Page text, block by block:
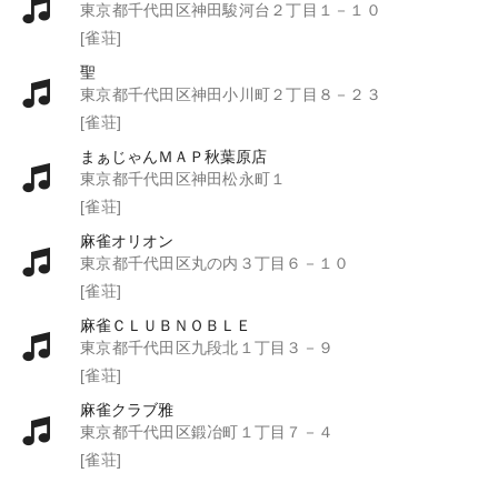
東京都千代田区神田駿河台２丁目１－１０
[雀荘]
聖
東京都千代田区神田小川町２丁目８－２３
[雀荘]
まぁじゃんＭＡＰ秋葉原店
東京都千代田区神田松永町１
[雀荘]
麻雀オリオン
東京都千代田区丸の内３丁目６－１０
[雀荘]
麻雀ＣＬＵＢＮＯＢＬＥ
東京都千代田区九段北１丁目３－９
[雀荘]
麻雀クラブ雅
東京都千代田区鍛冶町１丁目７－４
[雀荘]